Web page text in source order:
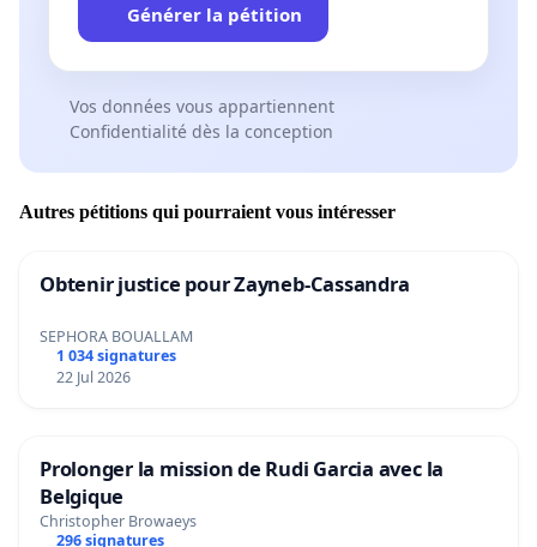
Générer la pétition
Vos données vous appartiennent
Confidentialité dès la conception
Autres pétitions qui pourraient vous intéresser
Obtenir justice pour Zayneb-Cassandra
SEPHORA BOUALLAM
1 034 signatures
22 Jul 2026
Prolonger la mission de Rudi Garcia avec la
Belgique
Christopher Browaeys
296 signatures